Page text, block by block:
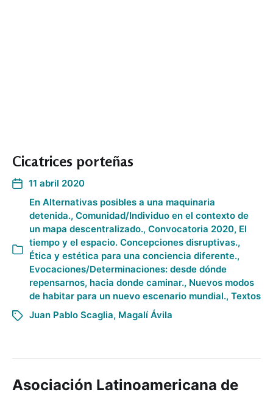
Cicatrices porteñas
11 abril 2020
En Alternativas posibles a una maquinaria
detenida., Comunidad/Individuo en el contexto de
un mapa descentralizado., Convocatoria 2020, El
tiempo y el espacio. Concepciones disruptivas.,
Ética y estética para una conciencia diferente.,
Evocaciones/Determinaciones: desde dónde
repensarnos, hacia donde caminar., Nuevos modos
de habitar para un nuevo escenario mundial., Textos
Juan Pablo Scaglia, Magalí Ávila
Asociación Latinoamericana de